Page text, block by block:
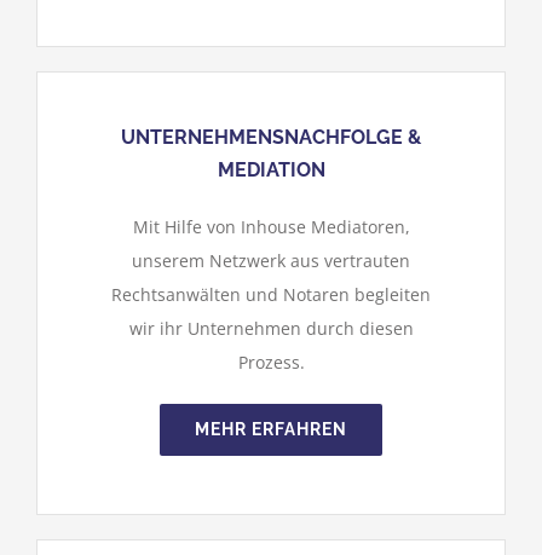
UNTERNEHMENSNACHFOLGE &
MEDIATION
Mit Hilfe von Inhouse Mediatoren,
unserem Netzwerk aus vertrauten
Rechtsanwälten und Notaren begleiten
wir ihr Unternehmen durch diesen
Prozess.
MEHR ERFAHREN